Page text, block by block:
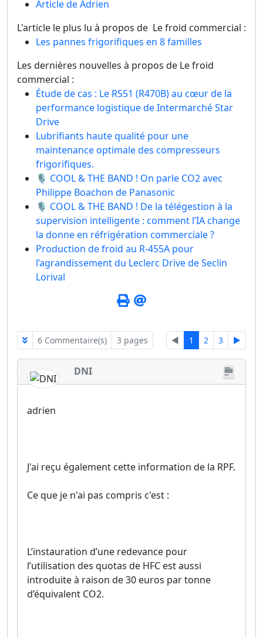
Article de Adrien
L'article le plus lu à propos de Le froid commercial :
Les pannes frigorifiques en 8 familles
Les dernières nouvelles à propos de Le froid
commercial :
Étude de cas : Le RS51 (R470B) au cœur de la
performance logistique de Intermarché Star
Drive
Lubrifiants haute qualité pour une
maintenance optimale des compresseurs
frigorifiques.
🎙️ COOL & THE BAND ! On parle CO2 avec
Philippe Boachon de Panasonic
🎙️ COOL & THE BAND ! De la télégestion à la
supervision intelligente : comment l’IA change
la donne en réfrigération commerciale ?
Production de froid au R-455A pour
l’agrandissement du Leclerc Drive de Seclin
Lorival
6 Commentaire(s) 3 pages ◄ 1 2 3 ►
DNI
adrien
J'ai reçu également cette information de la RPF.
Ce que je n'ai pas compris c'est :
L’instauration d’une redevance pour
l’utilisation des quotas de HFC est aussi
introduite à raison de 30 euros par tonne
d’équivalent CO2.